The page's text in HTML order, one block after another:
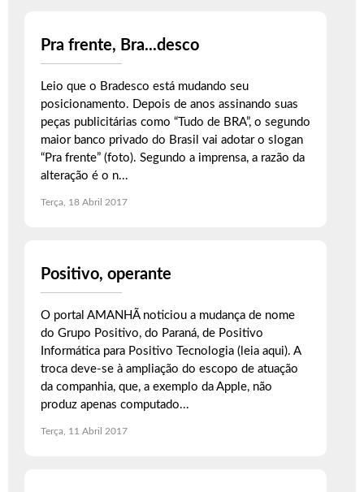
Pra frente, Bra...desco
Leio que o Bradesco está mudando seu
posicionamento. Depois de anos assinando suas
peças publicitárias como “Tudo de BRA”, o segundo
maior banco privado do Brasil vai adotar o slogan
“Pra frente” (foto). Segundo a imprensa, a razão da
alteração é o n...
Terça, 18 Abril 2017
Positivo, operante
O portal AMANHÃ noticiou a mudança de nome
do Grupo Positivo, do Paraná, de Positivo
Informática para Positivo Tecnologia (leia aqui). A
troca deve-se à ampliação do escopo de atuação
da companhia, que, a exemplo da Apple, não
produz apenas computado...
Terça, 11 Abril 2017